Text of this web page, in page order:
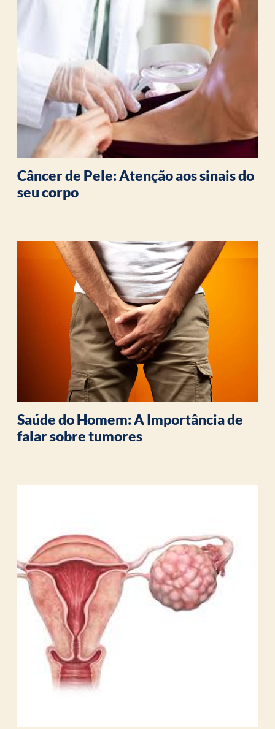
Câncer de Pele: Atenção aos sinais do
seu corpo
Saúde do Homem: A Importância de
falar sobre tumores